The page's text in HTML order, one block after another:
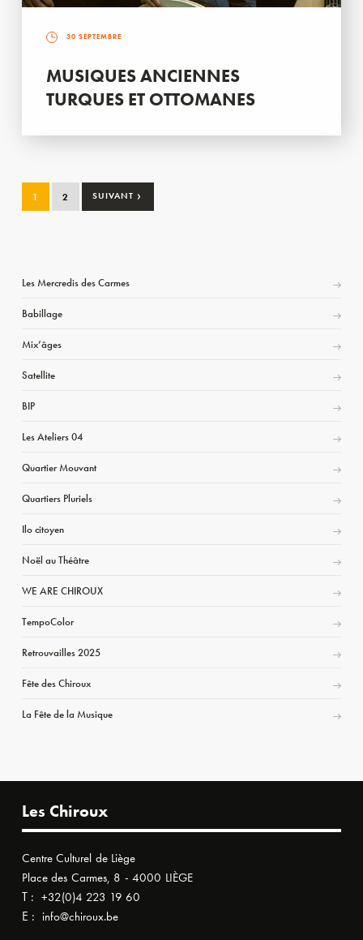
30 SEPTEMBRE
MUSIQUES ANCIENNES
TURQUES ET OTTOMANES
1 2 SUIVANT ›
Les Mercredis des Carmes
Babillage
Mix’âges
Satellite
BIP
Les Ateliers 04
Quartier Mouvant
Quartiers Pluriels
Ilo citoyen
Noël au Théâtre
WE ARE CHIROUX
TempoColor
Retrouvailles 2025
Fête des Chiroux
La Fête de la Musique
Les Chiroux
Centre Culturel de Liège
Place des Carmes, 8 - 4000 LIÈGE
T : +32(0)4 223 19 60
E : info@chiroux.be